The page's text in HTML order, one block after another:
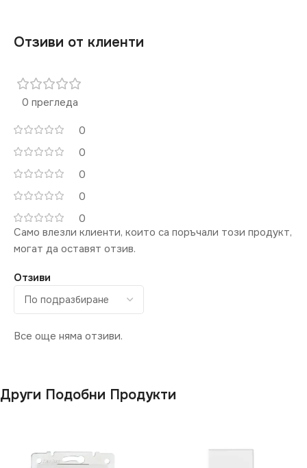
МАРКА KANLUX
РОЗЕТКА
Телефон RJ11
Отзиви от клиенти
0 прегледа
0
0
0
0
0
Отзиви
Все още няма отзиви.
Само влезли клиенти, които са поръчали този продукт,
могат да оставят отзив.
Други Подобни Продукти